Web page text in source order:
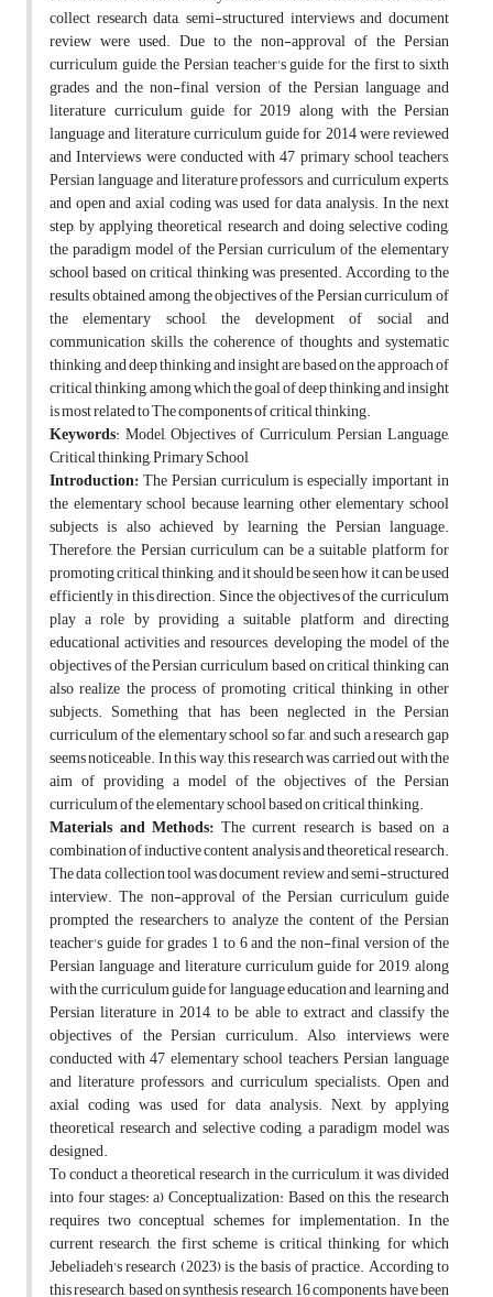
collect research data, semi-structured interviews and document
review were used. Due to the non-approval of the Persian
curriculum guide, the Persian teacher's guide for the first to sixth
grades and the non-final version of the Persian language and
literature curriculum guide for 2019 along with the Persian
language and literature curriculum guide for 2014 were reviewed
and Interviews were conducted with 47 primary school teachers,
Persian language and literature professors, and curriculum experts,
and open and axial coding was used for data analysis. In the next
step, by applying theoretical research and doing selective coding,
the paradigm model of the Persian curriculum of the elementary
school based on critical thinking was presented. According to the
results obtained, among the objectives of the Persian curriculum of
the elementary school, the development of social and
communication skills, the coherence of thoughts and systematic
thinking, and deep thinking and insight are based on the approach of
critical thinking, among which the goal of deep thinking and insight
is most related to The components of critical thinking.
Keywords: Model, Objectives of Curriculum, Persian Language,
Critical thinking, Primary School
Introduction:The Persian curriculum is especially important in
the elementary school because learning other elementary school
subjects is also achieved by learning the Persian language.
Therefore, the Persian curriculum can be a suitable platform for
promoting critical thinking, and it should be seen how it can be used
efficiently in this direction. Since the objectives of the curriculum
play a role by providing a suitable platform and directing
educational activities and resources, developing the model of the
objectives of the Persian curriculum based on critical thinking can
also realize the process of promoting critical thinking in other
subjects. Something that has been neglected in the Persian
curriculum of the elementary school so far, and such a research gap
seems noticeable. In this way, this research was carried out with the
aim of providing a model of the objectives of the Persian
curriculum of the elementary school based on critical thinking.
Materials and Methods: The current research is based on a
combination of inductive content analysis and theoretical research.
The data collection tool was document review and semi-structured
interview. The non-approval of the Persian curriculum guide
prompted the researchers to analyze the content of the Persian
teacher's guide for grades 1 to 6 and the non-final version of the
Persian language and literature curriculum guide for 2019, along
with the curriculum guide for language education and learning and
Persian literature in 2014, to be able to extract and classify the
objectives of the Persian curriculum. Also, interviews were
conducted with 47 elementary school teachers, Persian language
and literature professors, and curriculum specialists. Open and
axial coding was used for data analysis. Next, by applying
theoretical research and selective coding, a paradigm model was
designed.
To conduct a theoretical research in the curriculum, it was divided
into four stages: a) Conceptualization: Based on this, the research
requires two conceptual schemes for implementation. In the
current research, the first scheme is critical thinking, for which
Jebeliadeh's research (2023) is the basis of practice. According to
this research, based on synthesis research, 16 components have been